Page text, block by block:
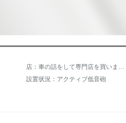
店：車の話をして専門店を買います。
設置状況：アクティブ低音砲